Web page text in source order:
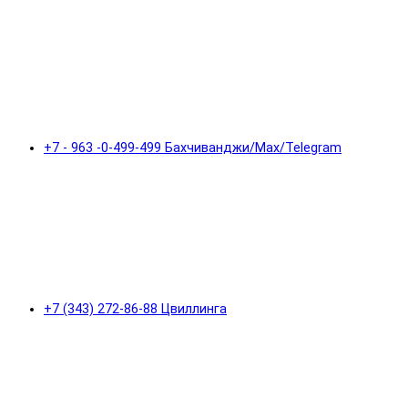
+7 - 963 -0-499-499 Бахчиванджи/Max/Telegram
+7 (343) 272-86-88 Цвиллинга